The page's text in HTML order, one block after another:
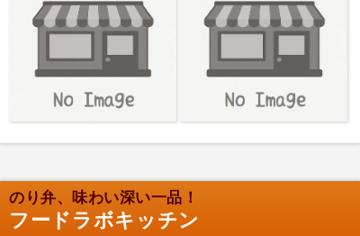
のり弁、味わい深い一品！
フードラボキッチン